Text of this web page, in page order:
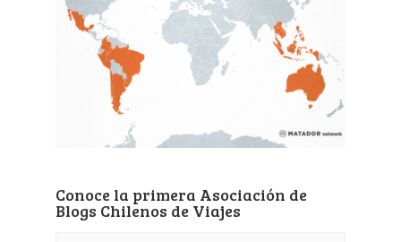
Conoce la primera Asociación de
Blogs Chilenos de Viajes